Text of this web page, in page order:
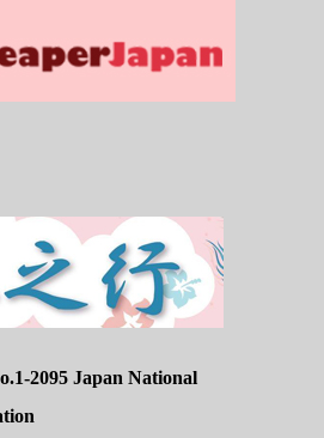
2095 Japan National